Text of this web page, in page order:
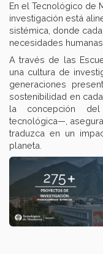
En el Tecnológico de
investigación está
sistémica, donde
necesidades
A través de las
una cultura de
generaciones
sostenibilidad en
la concepción
tecnológica—,
traduzca en un
planeta.